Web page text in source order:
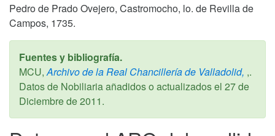
Pedro de Prado Ovejero, Castromocho, lo. de Revilla de
Campos, 1735.
Fuentes y bibliografía.
MCU, Archivo de la Real Chancillería de Valladolid, ,.
Datos de Nobiliaria añadidos o actualizados el 27 de
Diciembre de 2011.